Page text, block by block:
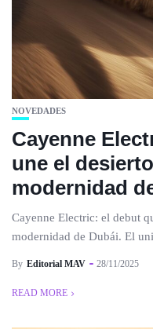
NOVEDADES
Cayenne
une el
modernidad
Cayenne Electric: el debut
modernidad de Dubái. El
By Editorial MAV 28/11/2025
READ MORE